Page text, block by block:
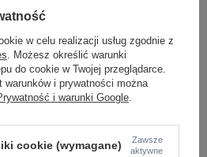
Line 1129
699,00 zł / szt.
w celu realizacji usług zgodnie z
. Możesz określić warunki
do cookie w Twojej przeglądarce.
warunków i prywatności można
i warunki Google.
cookie (wymagane)
Zawsze
aktywne